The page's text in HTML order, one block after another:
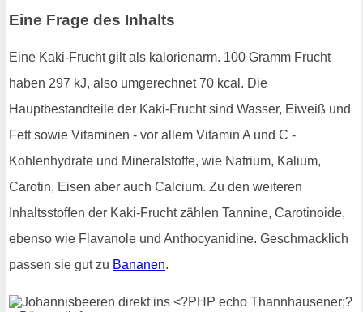
Eine Frage des Inhalts
Eine Kaki-Frucht gilt als kalorienarm. 100 Gramm Frucht
haben 297 kJ, also umgerechnet 70 kcal. Die
Hauptbestandteile der Kaki-Frucht sind Wasser, Eiweiß und
Fett sowie Vitaminen - vor allem Vitamin A und C -
Kohlenhydrate und Mineralstoffe, wie Natrium, Kalium,
Carotin, Eisen aber auch Calcium. Zu den weiteren
Inhaltsstoffen der Kaki-Frucht zählen Tannine, Carotinoide,
ebenso wie Flavanole und Anthocyanidine. Geschmacklich
passen sie gut zu Bananen.